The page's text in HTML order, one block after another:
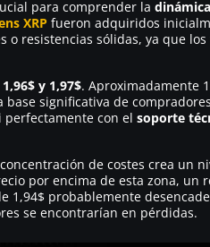
para comprender la
XRP fueron adquiridos
o resistencias sólidas, ya que
1,96$ y 1,97$. Aproximadamente
significativa de
perfectamente con el soporte
de costes crea un
por encima de esta zona, un
1,94$ probablemente
se encontrarían en pérdidas.